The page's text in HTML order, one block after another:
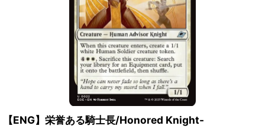
【ENG】栄誉ある騎士長/Honored Knight-